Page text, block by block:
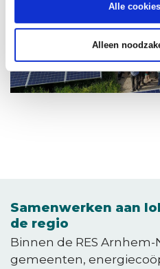
Alle
Alleen
Samenwerken aan
de regio
Binnen de RES
gemeenten,